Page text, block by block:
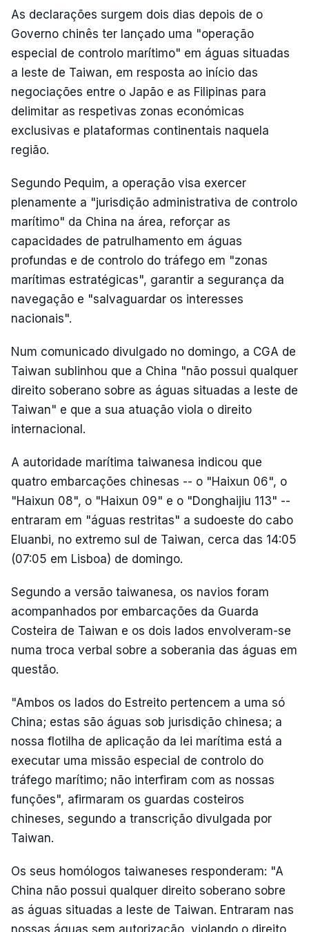
As declarações surgem dois dias depois de o
Governo chinês ter lançado uma "operação
especial de controlo marítimo" em águas situadas
a leste de Taiwan, em resposta ao início das
negociações entre o Japão e as Filipinas para
delimitar as respetivas zonas económicas
exclusivas e plataformas continentais naquela
região.
Segundo Pequim, a operação visa exercer
plenamente a "jurisdição administrativa de controlo
marítimo" da China na área, reforçar as
capacidades de patrulhamento em águas
profundas e de controlo do tráfego em "zonas
marítimas estratégicas", garantir a segurança da
navegação e "salvaguardar os interesses
nacionais".
Num comunicado divulgado no domingo, a CGA de
Taiwan sublinhou que a China "não possui qualquer
direito soberano sobre as águas situadas a leste de
Taiwan" e que a sua atuação viola o direito
internacional.
A autoridade marítima taiwanesa indicou que
quatro embarcações chinesas -- o "Haixun 06", o
"Haixun 08", o "Haixun 09" e o "Donghaijiu 113" --
entraram em "águas restritas" a sudoeste do cabo
Eluanbi, no extremo sul de Taiwan, cerca das 14:05
(07:05 em Lisboa) de domingo.
Segundo a versão taiwanesa, os navios foram
acompanhados por embarcações da Guarda
Costeira de Taiwan e os dois lados envolveram-se
numa troca verbal sobre a soberania das águas em
questão.
"Ambos os lados do Estreito pertencem a uma só
China; estas são águas sob jurisdição chinesa; a
nossa flotilha de aplicação da lei marítima está a
executar uma missão especial de controlo do
tráfego marítimo; não interfiram com as nossas
funções", afirmaram os guardas costeiros
chineses, segundo a transcrição divulgada por
Taiwan.
Os seus homólogos taiwaneses responderam: "A
China não possui qualquer direito soberano sobre
as águas situadas a leste de Taiwan. Entraram nas
nossas águas sem autorização, violando o direito